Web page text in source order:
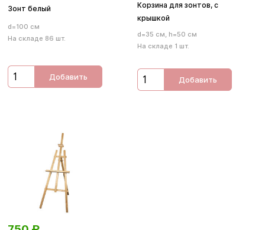
Зонт белый
d=100 см
На складе 86 шт.
Добавить
Корзина для зонтов, с
крышкой
d=35 см, h=50 см
На складе 1 шт.
Добавить